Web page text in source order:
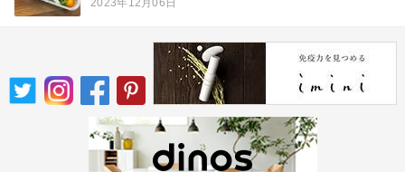
2023年12月06日